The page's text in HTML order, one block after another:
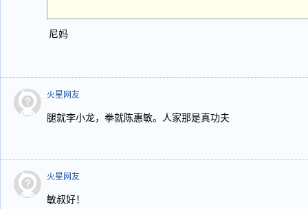
尼妈
火星网友
腿就李小龙，拳就陈惠敏。人家那是真功夫
火星网友
敏叔好！